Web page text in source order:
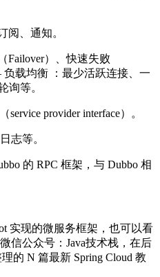
阅、通知。
Failover）、快速失败
负载均衡 ：最少活跃连接、一
询等。
service provider interface）。
志等。
的 RPC 框架，与 Dubbo 相
实现的微服务框架，也可以看
信公众号：Java技术栈，在后
的 N 篇最新 Spring Cloud 教